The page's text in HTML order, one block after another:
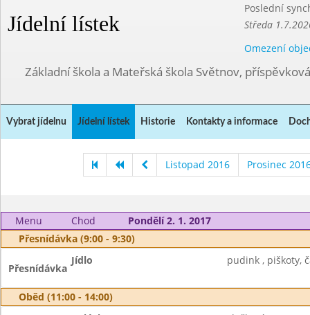
Jídelní lístek
Poslední
Středa
Omezení
Základní škola a Mateřská škola Světnov,
Vybrat jídelnu Jídelní lístek Historie Kontakty a informace
Listopad 2016 Prosinec
Menu Chod
Pondělí 2. 1. 2017
Přesnídávka (9:00 - 9:30)
Přesnídávka
Jídlo pudink , piškoty,
Oběd (11:00 - 14:00)